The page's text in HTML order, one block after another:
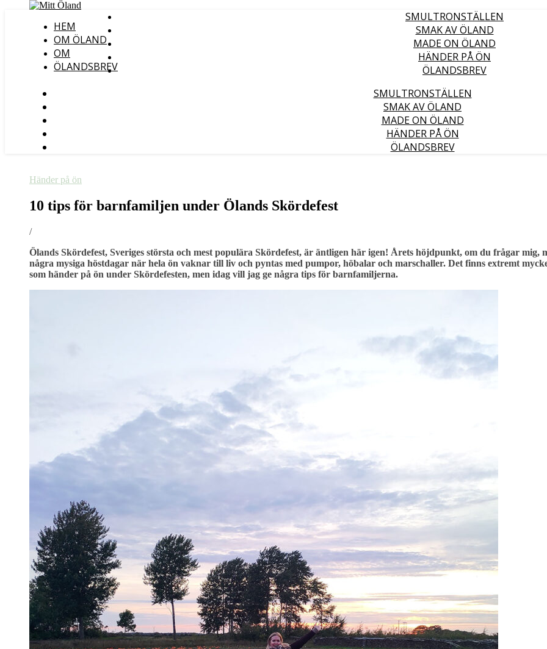
HEM
OM ÖLAND
OM
ÖLANDSBREV
SMULTRONSTÄLLEN
SMAK AV ÖLAND
MADE ON ÖLAND
HÄNDER PÅ ÖN
ÖLANDSBREV
SMULTRONSTÄLLEN
SMAK AV ÖLAND
MADE ON ÖLAND
HÄNDER PÅ ÖN
ÖLANDSBREV
Händer på ön
10 tips för barnfamiljen under Ölands Skördefest
/
Ölands Skördefest, Sveriges största och mest populära Skördefest, är äntligen här igen! Årets höjdpunkt, om du frågar mig,
några mysiga höstdagar när hela ön vaknar till liv och pyntas med pumpor, höbalar och marschaller. Det finns extremt
som händer på ön under Skördefesten, men idag vill jag ge några tips för barnfamiljerna.